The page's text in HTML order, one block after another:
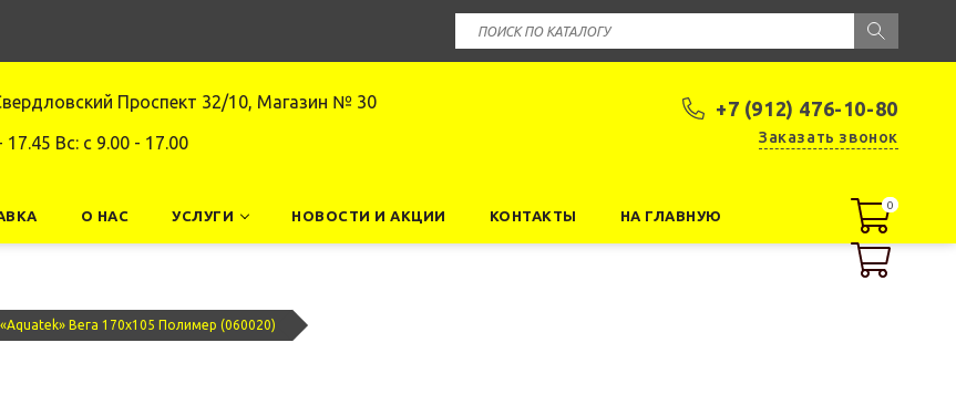
+7 (912) 476-10-80
Заказать звонок
Проспект 32/10, Магазин № 30
17.45 Вс: c 9.00 - 17.00
О НАС УСЛУГИ НОВОСТИ И АКЦИИ КОНТАКТЫ НА ГЛАВНУЮ
0
0
Вега 170x105 Полимер (060020)